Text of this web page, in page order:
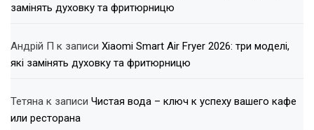
замінять духовку та фритюрницю
Андрій П к записи Xiaomi Smart Air Fryer 2026: три моделі,
які замінять духовку та фритюрницю
Тетяна к записи Чистая вода – ключ к успеху вашего кафе
или ресторана